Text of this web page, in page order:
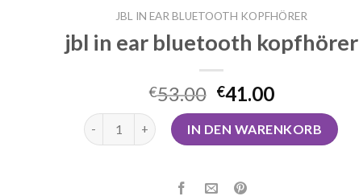
JBL IN EAR BLUETOOTH KOPFHÖRER
jbl in ear bluetooth kopfhörer
€53.00 €41.00
jbl in ear bluetooth kopfhörer Menge
IN DEN WARENKORB